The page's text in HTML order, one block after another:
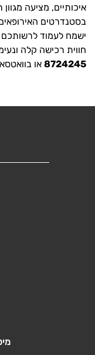
איכותיים, מציעה
בסטנדרטים
ישמח לעמוד
חווית רכישה קלה
8724245 או